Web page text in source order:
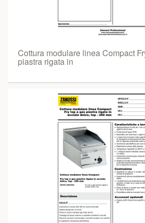
Cottura modulare linea Compact
piastra rigata in